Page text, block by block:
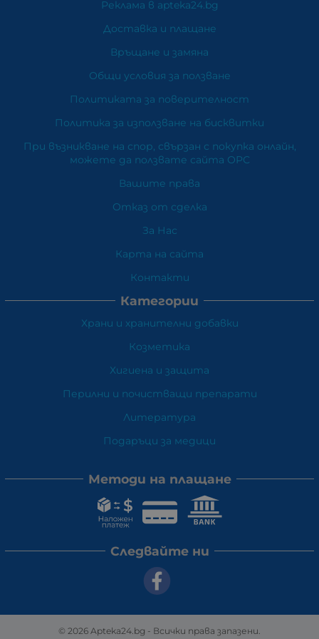
Реклама в apteka24.bg
Доставка и плащане
Връщане и замяна
Общи условия за ползване
Политиката за поверителност
Политика за използване на бисквитки
При възникване на спор, свързан с покупка онлайн,
можете да ползвате сайта ОРС
Вашите права
Отказ от сделка
За Нас
Карта на сайта
Контакти
Категории
Храни и хранителни добавки
Козметика
Хигиена и защита
Перилни и почистващи препарати
Литература
Подаръци за медици
Методи на плащане
Следвайте ни
© 2026 Apteka24.bg - Всички права запазени.